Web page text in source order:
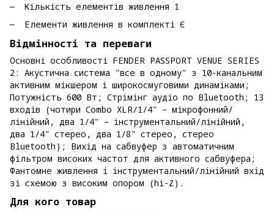
Кількість елементів живлення 1
Елементи живлення в комплекті Є
Відмінності та переваги
Основні особливості FENDER PASSPORT VENUE SERIES
2: Акустична система "все в одному" з 10-канальним
активним мікшером і широкосмуговими динаміками;
Потужність 600 Вт; Стрімінг аудіо по Bluetooth; 13
входів (чотири Combo XLR/1/4" – мікрофонний/
лінійний, два 1/4" – інструментальний/лінійний,
два 1/4" стерео, два 1/8" стерео, стерео
Bluetooth); Вихід на сабвуфер з автоматичним
фільтром високих частот для активного сабвуфера;
Фантомне живлення і інструментальний/лінійний вхід
зі схемою з високим опором (hi-Z).
Для кого товар